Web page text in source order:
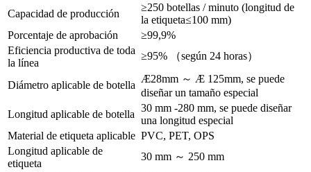
Capacidad de producción
≥250 botellas / minuto (longitud de
la etiqueta≤100 mm)
Porcentaje de aprobación
≥99,9%
Eficiencia productiva de toda
la línea
≥95% （según 24 horas）
Diámetro aplicable de botella
Æ28mm ～ Æ 125mm, se puede
diseñar un tamaño especial
Longitud aplicable de botella
30 mm -280 mm, se puede diseñar
una longitud especial
Material de etiqueta aplicable PVC, PET, OPS
Longitud aplicable de
etiqueta
30 mm ～ 250 mm